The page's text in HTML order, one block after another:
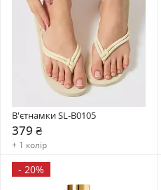
В'єтнамки SL-B0105
379 ₴
+ 1 колір
- 20%